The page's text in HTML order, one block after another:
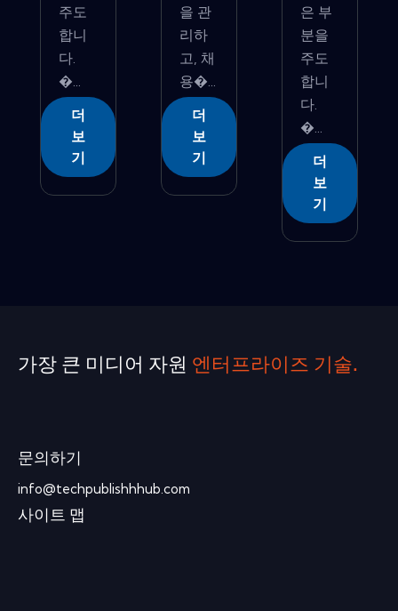
주도
합니
다.
�...
더
보
기
을 관
리하
고, 채
용�...
더
보
기
은 부
분을
주도
합니
다.
�...
더
보
기
가장 큰 미디어 자원 엔터프라이즈 기술.
문의하기
info@techpublishhhub.com
사이트 맵